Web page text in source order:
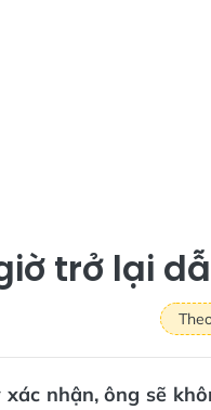
trở lại
nhận, ông sẽ